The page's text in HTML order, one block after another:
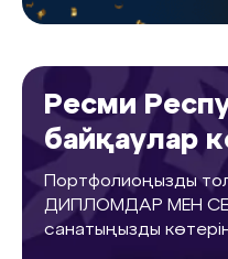
Ресми
байқаулар
Портфолиоңызды
ДИПЛОМДАР МЕН
санатыңызды